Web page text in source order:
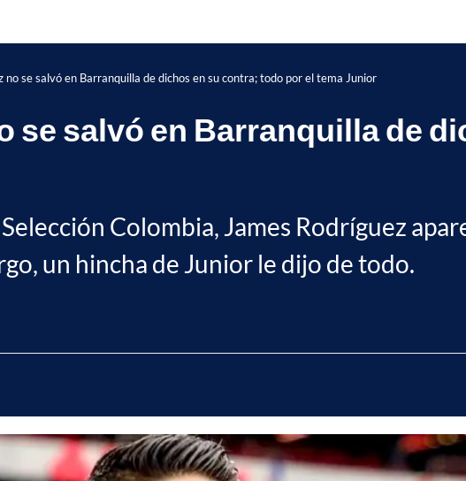
no se salvó en Barranquilla de dichos en su contra; todo por el tema Junior
se salvó en Barranquilla de
Colombia, James Rodríguez
un hincha de Junior le dijo de todo.